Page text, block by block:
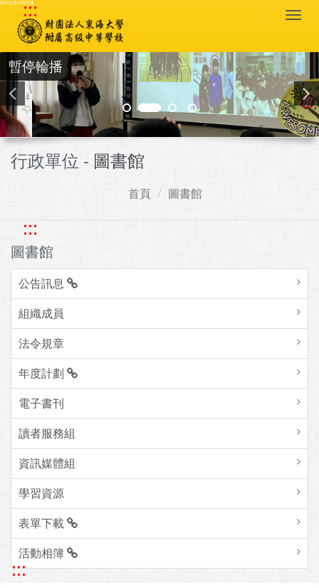
跳到主要內容區塊
:::
暫停輪播
圖書館
:::
圖書館
公告訊息
組織成員
法令規章
年度計劃
電子書刊
讀者服務組
資訊媒體組
學習資源
表單下載